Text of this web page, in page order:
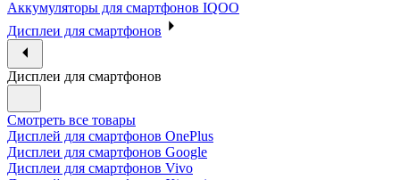
Аккумуляторы для смартфонов IQOO
Дисплеи для смартфонов
Дисплеи для смартфонов
Смотреть все товары
Дисплей для смартфонов OnePlus
Дисплеи для смартфонов Google
Дисплеи для смартфонов Vivo